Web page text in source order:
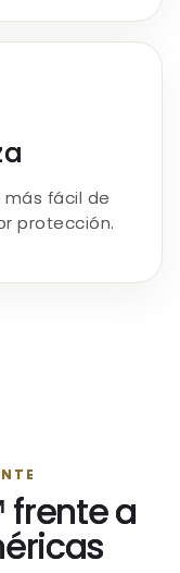
fácil de
protección.
a